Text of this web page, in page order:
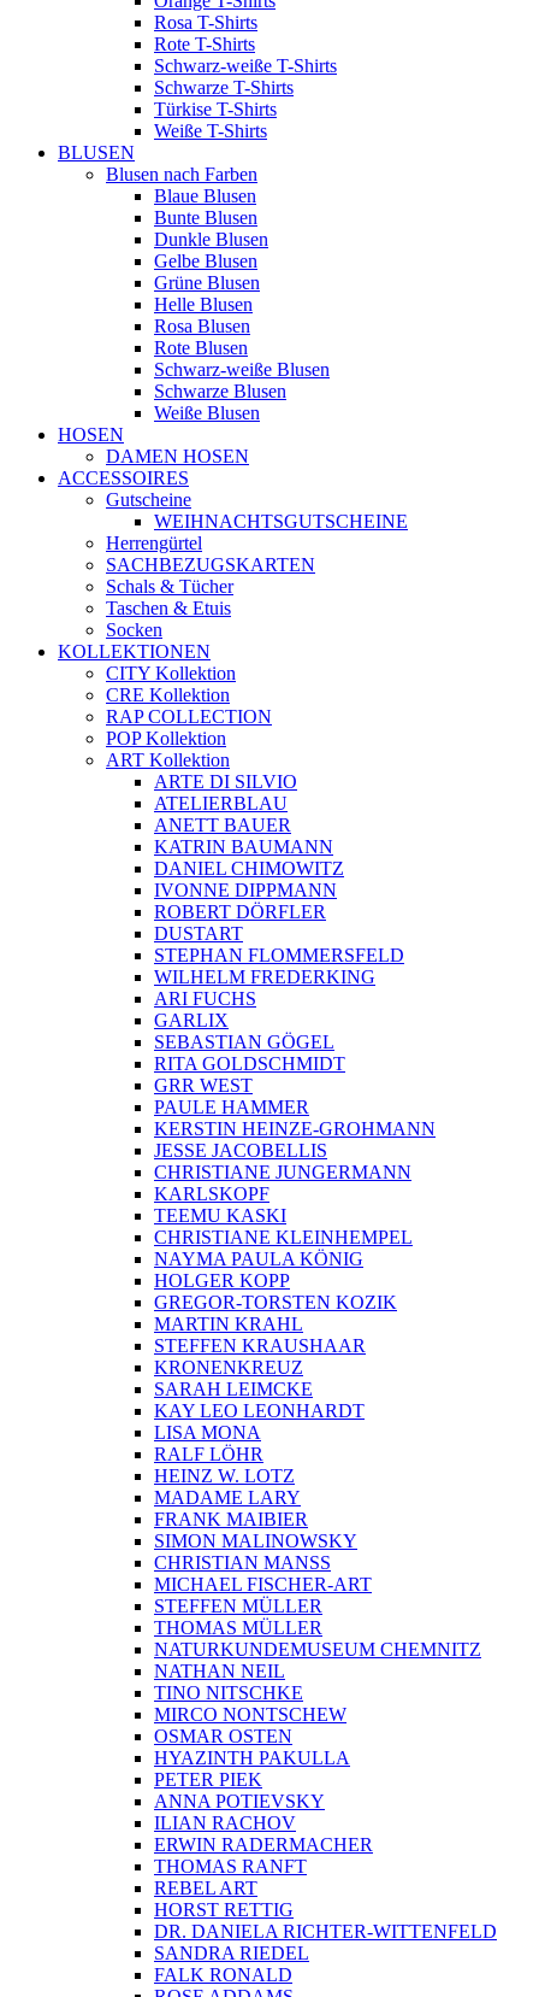
Rosa T-Shirts
Rote T-Shirts
Schwarz-weiße T-Shirts
Schwarze T-Shirts
Türkise T-Shirts
Weiße T-Shirts
BLUSEN
Blusen nach Farben
Blaue Blusen
Bunte Blusen
Dunkle Blusen
Gelbe Blusen
Grüne Blusen
Helle Blusen
Rosa Blusen
Rote Blusen
Schwarz-weiße Blusen
Schwarze Blusen
Weiße Blusen
HOSEN
DAMEN HOSEN
ACCESSOIRES
Gutscheine
WEIHNACHTSGUTSCHEINE
Herrengürtel
SACHBEZUGSKARTEN
Schals & Tücher
Taschen & Etuis
Socken
KOLLEKTIONEN
CITY Kollektion
CRE Kollektion
RAP COLLECTION
POP Kollektion
ART Kollektion
ARTE DI SILVIO
ATELIERBLAU
ANETT BAUER
KATRIN BAUMANN
DANIEL CHIMOWITZ
IVONNE DIPPMANN
ROBERT DÖRFLER
DUSTART
STEPHAN FLOMMERSFELD
WILHELM FREDERKING
ARI FUCHS
GARLIX
SEBASTIAN GÖGEL
RITA GOLDSCHMIDT
GRR WEST
PAULE HAMMER
KERSTIN HEINZE-GROHMANN
JESSE JACOBELLIS
CHRISTIANE JUNGERMANN
KARLSKOPF
TEEMU KASKI
CHRISTIANE KLEINHEMPEL
NAYMA PAULA KÖNIG
HOLGER KOPP
GREGOR-TORSTEN KOZIK
MARTIN KRAHL
STEFFEN KRAUSHAAR
KRONENKREUZ
SARAH LEIMCKE
KAY LEO LEONHARDT
LISA MONA
RALF LÖHR
HEINZ W. LOTZ
MADAME LARY
FRANK MAIBIER
SIMON MALINOWSKY
CHRISTIAN MANSS
MICHAEL FISCHER-ART
STEFFEN MÜLLER
THOMAS MÜLLER
NATURKUNDEMUSEUM CHEMNITZ
NATHAN NEIL
TINO NITSCHKE
MIRCO NONTSCHEW
OSMAR OSTEN
HYAZINTH PAKULLA
PETER PIEK
ANNA POTIEVSKY
ILIAN RACHOV
ERWIN RADERMACHER
THOMAS RANFT
REBEL ART
HORST RETTIG
DR. DANIELA RICHTER-WITTENFELD
SANDRA RIEDEL
FALK RONALD